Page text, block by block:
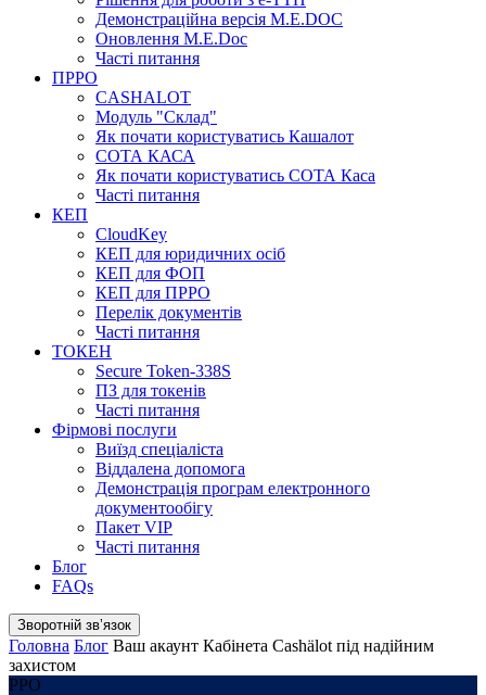
Демонстраційна версія M.E.DOC
Оновлення M.E.Doc
Часті питання
ПРРО
CASHALOT
Модуль "Склад"
Як почати користуватись Кашалот
СОТА КАСА
Як почати користуватись СОТА Каса
Часті питання
КЕП
CloudKey
КЕП для юридичних осіб
КЕП для ФОП
КЕП для ПРРО
Перелік документів
Часті питання
ТОКЕН
Secure Token-338S
ПЗ для токенів
Часті питання
Фірмові послуги
Виїзд спеціаліста
Віддалена допомога
Демонстрація програм електронного
документообігу
Пакет VIP
Часті питання
Блог
FAQs
Зворотній звʼязок
Головна Блог Ваш акаунт Кабінета Cashӓlot під надійним
захистом
РРО